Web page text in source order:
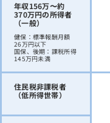
年収156万〜約
370万円の所得者
（一般）
健保：標準報酬月額
26万円以下
国保、後期：課税所得
145万円未満
住民税非課税者
（低所得世帯）